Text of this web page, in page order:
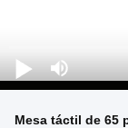
Mesa táctil de 65